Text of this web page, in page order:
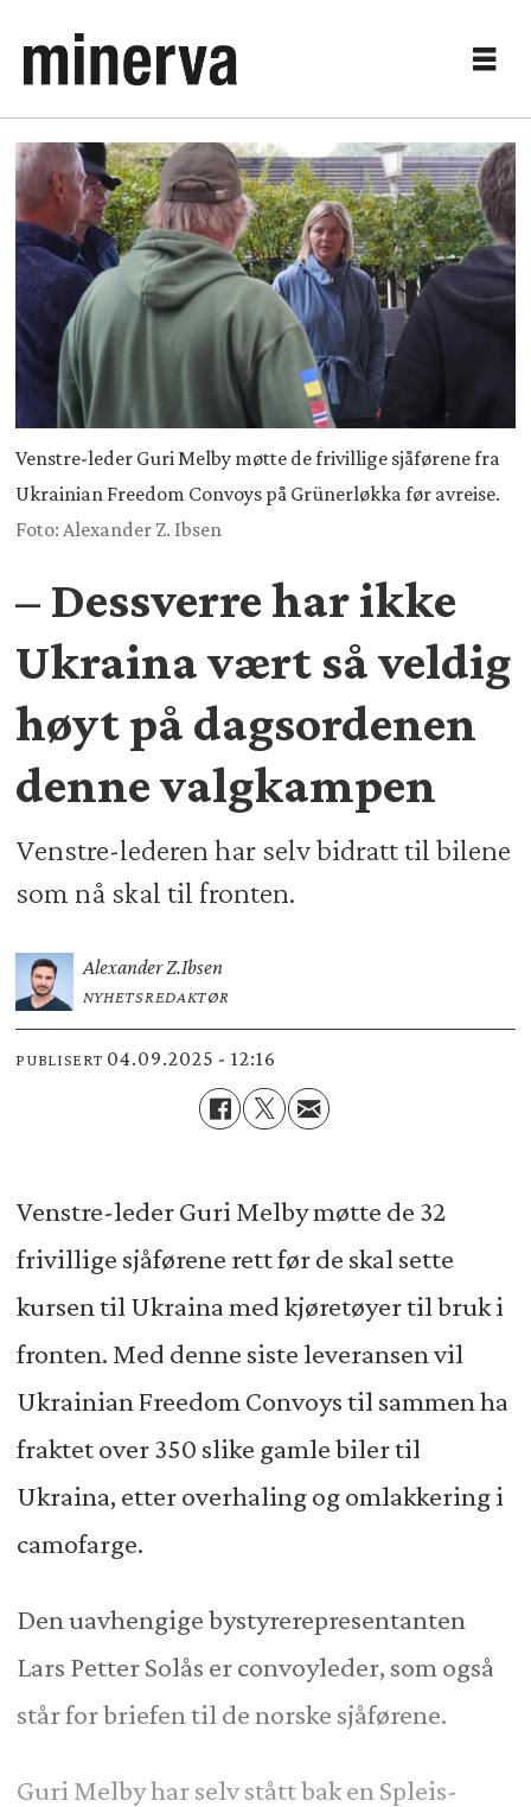
Venstre-leder Guri Melby møtte de frivillige sjåførene fra
Ukrainian Freedom Convoys på Grünerløkka før avreise.
Foto: Alexander Z. Ibsen
– Dessverre har ikke
Ukraina vært så veldig
høyt på dagsordenen
denne valgkampen
Venstre-lederen har selv bidratt til bilene
som nå skal til fronten.
Alexander Z.Ibsen
NYHETSREDAKTØR
PUBLISERT 04.09.2025 - 12:16
Venstre-leder Guri Melby møtte de 32
frivillige sjåførene rett før de skal sette
kursen til Ukraina med kjøretøyer til bruk i
fronten. Med denne siste leveransen vil
Ukrainian Freedom Convoys til sammen ha
fraktet over 350 slike gamle biler til
Ukraina, etter overhaling og omlakkering i
camofarge.
Den uavhengige bystyrerepresentanten
Lars Petter Solås er convoyleder, som også
står for briefen til de norske sjåførene.
Guri Melby har selv stått bak en Spleis-